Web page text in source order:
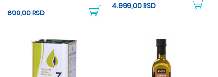
690,00 RSD
4.999,00 RSD